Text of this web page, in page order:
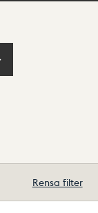
Rensa filter